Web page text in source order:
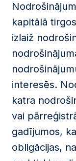
kapitālā
izlaiž
interesēs.
katra
vai
gadījumos,
obligācijas,